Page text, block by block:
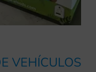
VEHÍCULOS